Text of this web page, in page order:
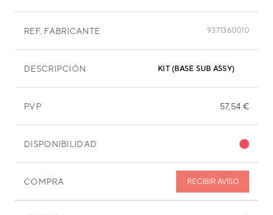
REF. FABRICANTE 9371360010
DESCRIPCIÓN KIT (BASE SUB ASSY)
PVP 57,54 €
DISPONIBILIDAD
COMPRA RECIBIR AVISO